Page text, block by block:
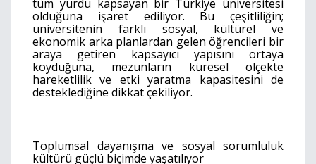
tüm yurdu kapsayan bir Türkiye üniversitesi
olduğuna işaret ediliyor. Bu çeşitliliğin;
üniversitenin farklı sosyal, kültürel ve
ekonomik arka planlardan gelen öğrencileri bir
araya getiren kapsayıcı yapısını ortaya
koyduğuna, mezunların küresel ölçekte
hareketlilik ve etki yaratma kapasitesini de
desteklediğine dikkat çekiliyor.
Toplumsal dayanışma ve sosyal sorumluluk
kültürü güçlü biçimde yaşatılıyor